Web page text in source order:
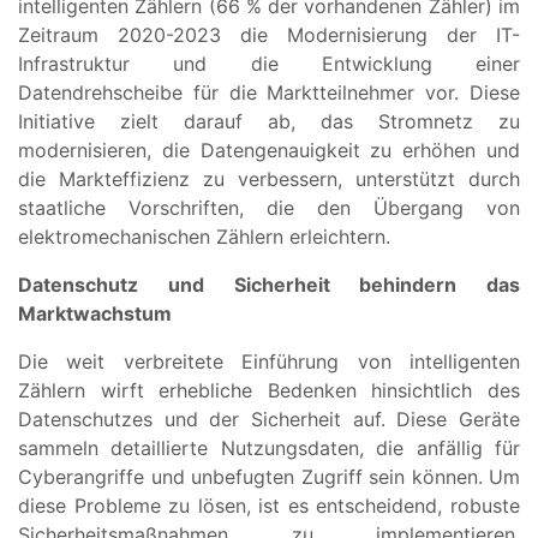
intelligenten Zählern (66 % der vorhandenen Zähler) im
Zeitraum 2020-2023 die Modernisierung der IT-
Infrastruktur und die Entwicklung einer
Datendrehscheibe für die Marktteilnehmer vor. Diese
Initiative zielt darauf ab, das Stromnetz zu
modernisieren, die Datengenauigkeit zu erhöhen und
die Markteffizienz zu verbessern, unterstützt durch
staatliche Vorschriften, die den Übergang von
elektromechanischen Zählern erleichtern.
Datenschutz und Sicherheit behindern das
Marktwachstum
Die weit verbreitete Einführung von intelligenten
Zählern wirft erhebliche Bedenken hinsichtlich des
Datenschutzes und der Sicherheit auf. Diese Geräte
sammeln detaillierte Nutzungsdaten, die anfällig für
Cyberangriffe und unbefugten Zugriff sein können. Um
diese Probleme zu lösen, ist es entscheidend, robuste